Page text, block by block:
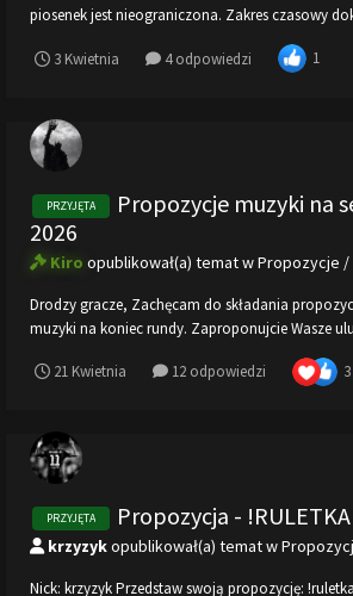
piosenek jest nieograniczona. Zakres czasowy
3 Kwietnia 4 odpowiedzi 1
PRZYJĘTA
Propozycje muzyki na
2026
Kiro opublikował(a) temat wPropozycje /
Drodzy gracze, Zachęcam do składania
muzyki na koniec rundy. Zaproponujcie Wasze
odpowiedzi, aby poprawnie dodać wybraną
21 Kwietnia 12 odpowiedzi 3
PRZYJĘTA Propozycja - !RULETKA
krzyzykopublikował(a) temat w
Nick: krzyzyk Przedstaw swoją propozycję: